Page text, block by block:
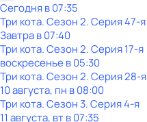
Сегодня в 07:35
Три кота. Сезон 2. Серия 47-я
Завтра в 07:40
Три кота. Сезон 2. Серия 17-я
воскресенье в05:30
Три кота. Сезон 2. Серия 28-я
10 августа, пн в 08:00
Три кота. Сезон 3. Серия 4-я
11 августа, вт в 07:35